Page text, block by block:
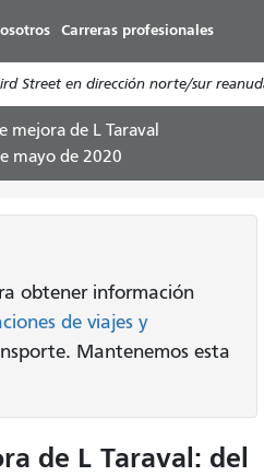
al
contenido
principal
Carreras profesionales
Street en dirección norte/sur
mejora de L Taraval
mayo de 2020
obtener información
de viajes y
Mantenemos esta
de L Taraval: del